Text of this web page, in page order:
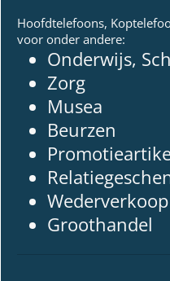
Hoofdtelefoons,
voor onder andere:
Onderwijs,
Zorg
Musea
Beurzen
Wederverkoop
Groothandel